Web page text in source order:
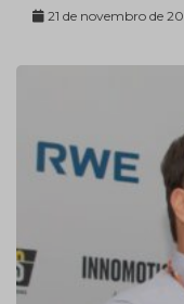
21 de novembro de